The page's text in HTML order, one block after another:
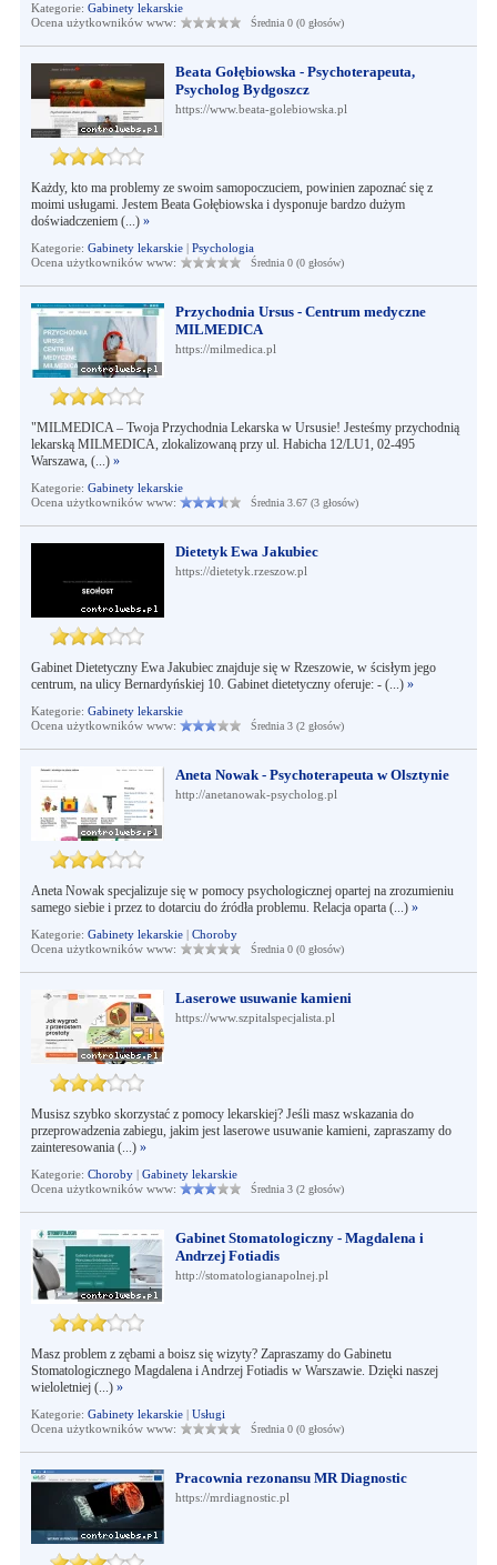
Kategorie: Gabinety lekarskie
Ocena użytkowników www:
Średnia 0 (0 głosów)
Beata Gołębiowska - Psychoterapeuta,
Psycholog Bydgoszcz
https://www.beata-golebiowska.pl
Każdy, kto ma problemy ze swoim samopoczuciem, powinien zapoznać się z
moimi usługami. Jestem Beata Gołębiowska i dysponuje bardzo dużym
doświadczeniem (...) »
Kategorie: Gabinety lekarskie| Psychologia
Ocena użytkowników www:
Średnia 0 (0 głosów)
Przychodnia Ursus - Centrum medyczne
MILMEDICA
https://milmedica.pl
"MILMEDICA – Twoja Przychodnia Lekarska w Ursusie! Jesteśmy przychodnią
lekarską MILMEDICA, zlokalizowaną przy ul. Habicha 12/LU1, 02-495
Warszawa, (...) »
Kategorie: Gabinety lekarskie
Ocena użytkowników www:
Średnia 3.67 (3 głosów)
Dietetyk Ewa Jakubiec
https://dietetyk.rzeszow.pl
Gabinet Dietetyczny Ewa Jakubiec znajduje się w Rzeszowie, w ścisłym jego
centrum, na ulicy Bernardyńskiej 10. Gabinet dietetyczny oferuje: - (...) »
Kategorie: Gabinety lekarskie
Ocena użytkowników www:
Średnia 3 (2 głosów)
Aneta Nowak - Psychoterapeuta w Olsztynie
http://anetanowak-psycholog.pl
Aneta Nowak specjalizuje się w pomocy psychologicznej opartej na zrozumieniu
samego siebie i przez to dotarciu do źródła problemu. Relacja oparta (...) »
Kategorie: Gabinety lekarskie| Choroby
Ocena użytkowników www:
Średnia 0 (0 głosów)
Laserowe usuwanie kamieni
https://www.szpitalspecjalista.pl
Musisz szybko skorzystać z pomocy lekarskiej? Jeśli masz wskazania do
przeprowadzenia zabiegu, jakim jest laserowe usuwanie kamieni, zapraszamy do
zainteresowania (...) »
Kategorie: Choroby| Gabinety lekarskie
Ocena użytkowników www:
Średnia 3 (2 głosów)
Gabinet Stomatologiczny - Magdalena i
Andrzej Fotiadis
http://stomatologianapolnej.pl
Masz problem z zębami a boisz się wizyty? Zapraszamy do Gabinetu
Stomatologicznego Magdalena i Andrzej Fotiadis w Warszawie. Dzięki naszej
wieloletniej (...) »
Kategorie: Gabinety lekarskie| Usługi
Ocena użytkowników www:
Średnia 0 (0 głosów)
Pracownia rezonansu MR Diagnostic
https://mrdiagnostic.pl